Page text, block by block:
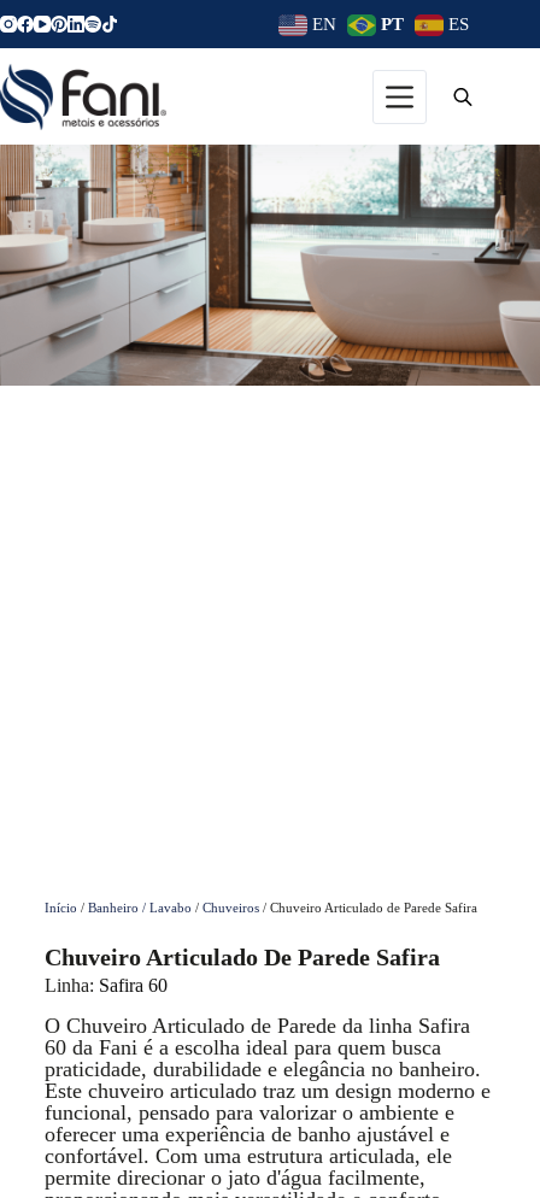
EN PT ES
Início / Banheiro / Lavabo / Chuveiros/ Chuveiro Articulado de Parede Safira
Chuveiro Articulado De Parede Safira
Linha: Safira 60
O Chuveiro Articulado de Parede da linha Safira
60 da Fani é a escolha ideal para quem busca
praticidade, durabilidade e elegância no banheiro.
Este chuveiro articulado traz um design moderno e
funcional, pensado para valorizar o ambiente e
oferecer uma experiência de banho ajustável e
confortável. Com uma estrutura articulada, ele
permite direcionar o jato d'água facilmente,